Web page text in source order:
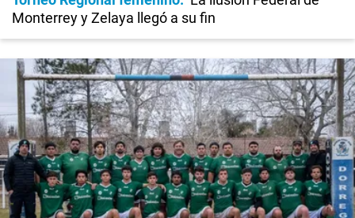
Monterrey y Zelaya llegó a su fin